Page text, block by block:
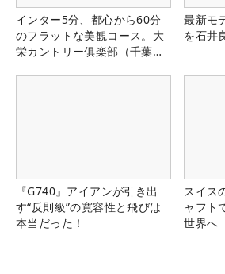
インター5分、都心から60分
のフラットな美観コース。大
栄カントリー俱楽部（千葉
最新モ
を石井
『G740』アイアンが引き出
す“反則級”の寛容性と飛びは
本当だった！
スイス
ャフト
世界へ